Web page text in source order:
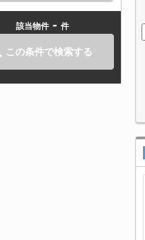
該当物件 - 件
この条件で検索する